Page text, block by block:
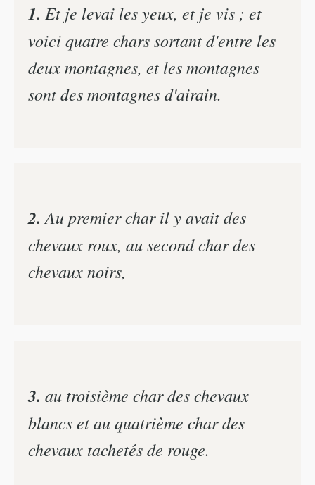
1. Et je levai les yeux, et je vis ; et
voici quatre chars sortant d'entre les
deux montagnes, et les montagnes
sont des montagnes d'airain.
2. Au premier char il y avait des
chevaux roux, au second char des
chevaux noirs,
3. au troisième char des chevaux
blancs et au quatrième char des
chevaux tachetés de rouge.